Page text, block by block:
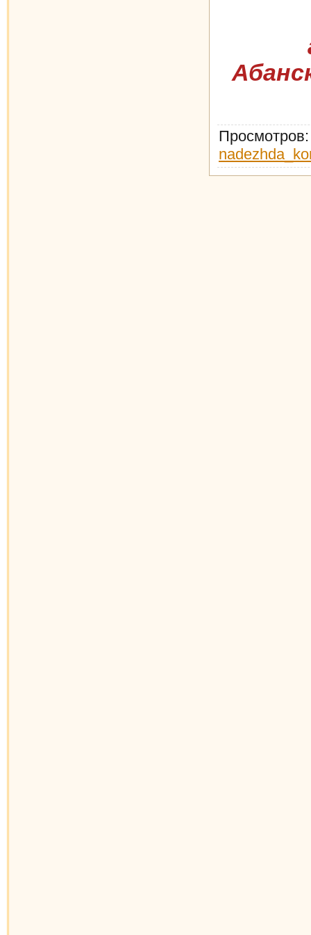
Просмотров